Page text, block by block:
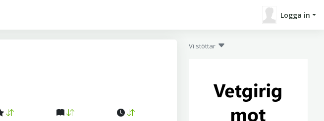
Logga in
Vi stöttar